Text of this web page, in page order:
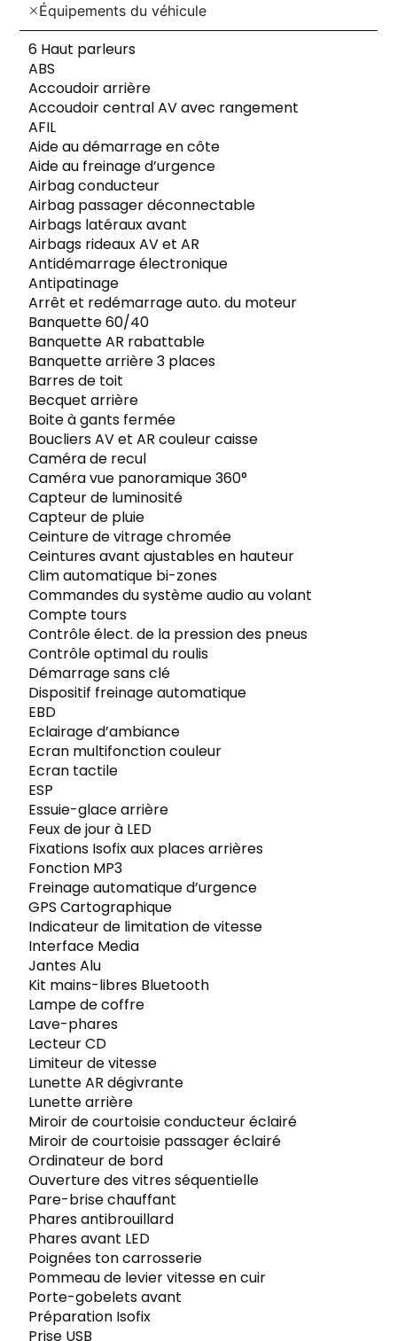
Équipements du véhicule
6 Haut parleurs
ABS
Accoudoir arrière
Accoudoir central AV avec rangement
AFIL
Aide au démarrage en côte
Aide au freinage d’urgence
Airbag conducteur
Airbag passager déconnectable
Airbags latéraux avant
Airbags rideaux AV et AR
Antidémarrage électronique
Antipatinage
Arrêt et redémarrage auto. du moteur
Banquette 60/40
Banquette AR rabattable
Banquette arrière 3 places
Barres de toit
Becquet arrière
Boite à gants fermée
Boucliers AV et AR couleur caisse
Caméra de recul
Caméra vue panoramique 360°
Capteur de luminosité
Capteur de pluie
Ceinture de vitrage chromée
Ceintures avant ajustables en hauteur
Clim automatique bi-zones
Commandes du système audio au volant
Compte tours
Contrôle élect. de la pression des pneus
Contrôle optimal du roulis
Démarrage sans clé
Dispositif freinage automatique
EBD
Eclairage d’ambiance
Ecran multifonction couleur
Ecran tactile
ESP
Essuie-glace arrière
Feux de jour à LED
Fixations Isofix aux places arrières
Fonction MP3
Freinage automatique d’urgence
GPS Cartographique
Indicateur de limitation de vitesse
Interface Media
Jantes Alu
Kit mains-libres Bluetooth
Lampe de coffre
Lave-phares
Lecteur CD
Limiteur de vitesse
Lunette AR dégivrante
Lunette arrière
Miroir de courtoisie conducteur éclairé
Miroir de courtoisie passager éclairé
Ordinateur de bord
Ouverture des vitres séquentielle
Pare-brise chauffant
Phares antibrouillard
Phares avant LED
Poignées ton carrosserie
Pommeau de levier vitesse en cuir
Porte-gobelets avant
Préparation Isofix
Prise USB